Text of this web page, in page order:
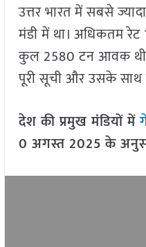
उत्तर भारत में सबसे
मंडी में था। अधिकतम
कुल 2580 टन आवक थी।
पूरी सूची और उसके साथ
देश की प्रमुख मंडियों में
0 अगस्त 2025के